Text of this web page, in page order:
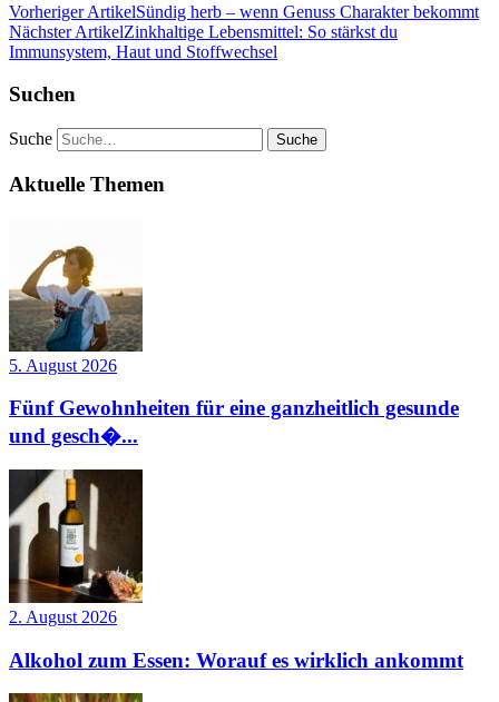
Vorheriger ArtikelSündig herb – wenn Genuss Charakter bekommt
Nächster ArtikelZinkhaltige Lebensmittel: So stärkst du
Immunsystem, Haut und Stoffwechsel
Suchen
Suche
Aktuelle Themen
5. August 2026
Fünf Gewohnheiten für eine ganzheitlich gesunde
und gesch�...
2. August 2026
Alkohol zum Essen: Worauf es wirklich ankommt